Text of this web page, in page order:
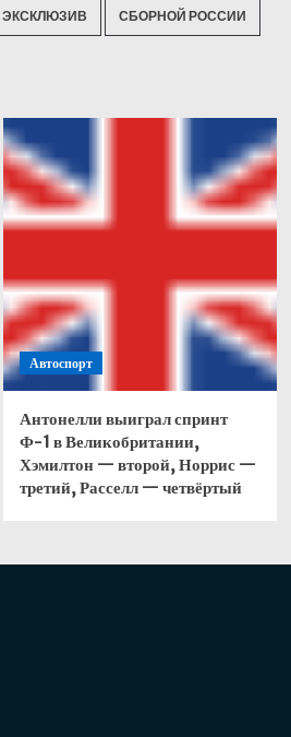
ЭКСКЛЮЗИВ СБОРНОЙ РОССИИ
Автоспорт
Антонелли выиграл спринт
Ф-1 в Великобритании,
Хэмилтон — второй, Норрис —
третий, Расселл — четвёртый